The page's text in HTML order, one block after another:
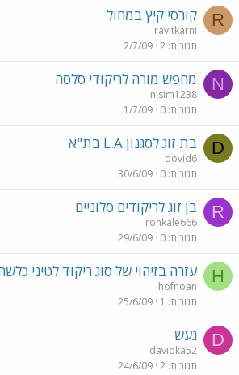
R קורסי קיץ במחול
ravitkarni
תגובות 2
2/7/09
N מחפש מורה לריקודי סלסה
nisim1238
תגובות 0
1/7/09
D בת זוג לסגנון L.A בת"א
dovid6
תגובות 0
30/6/09
R בן זוג לריקודים סלוניים
ronkale666
תגובות 0
29/6/09
H עזרה בזיהוי של סוג ריקוד לטיני
hofnoan
תגובות 1
25/6/09
D געש
davidka52
תגובות 2
24/6/09